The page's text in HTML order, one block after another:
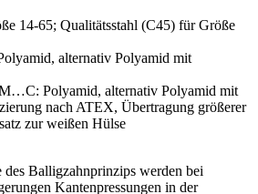
14-65; Qualitätsstahl (C45) für Größe
alternativ Polyamid mit
Polyamid, alternativ Polyamid mit
nach ATEX, Übertragung größerer
zur weißen Hülse
Balligzahnprinzips werden bei
Kantenpressungen in der